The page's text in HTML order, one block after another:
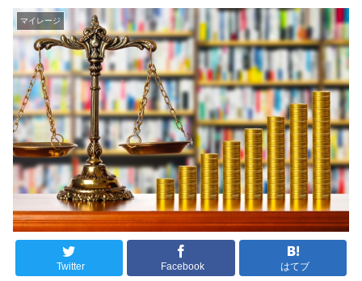
マイレージ
Twitter Facebook はてブ